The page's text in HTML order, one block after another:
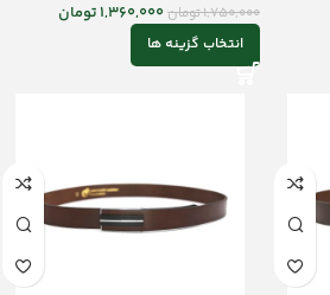
1,750,000تومان1,360,000تومان
انتخاب گزینه ها